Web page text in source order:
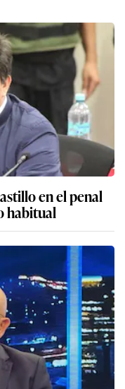
en el penal
habitual